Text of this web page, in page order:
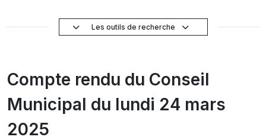
Les outils de recherche
Compte rendu du Conseil
Municipal du lundi 24 mars
2025